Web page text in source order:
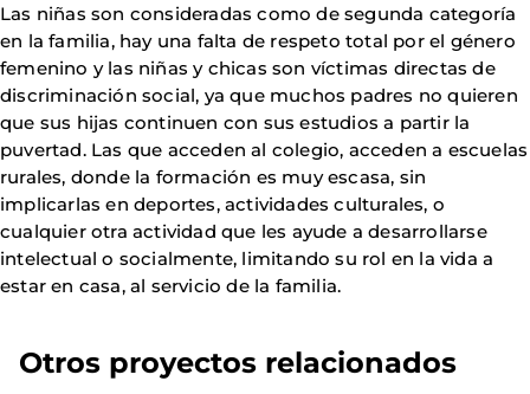
Las niñas son consideradas como de segunda categoría
en la familia, hay una falta de respeto total por el género
femenino y las niñas y chicas son víctimas directas de
discriminación social, ya que muchos padres no quieren
que sus hijas continuen con sus estudios a partir la
puvertad. Las que acceden al colegio, acceden a escuelas
rurales, donde la formación es muy escasa, sin
implicarlas en deportes, actividades culturales, o
cualquier otra actividad que les ayude a desarrollarse
intelectual o socialmente, limitando su rol en la vida a
estar en casa, al servicio de la familia.
Otros proyectos relacionados